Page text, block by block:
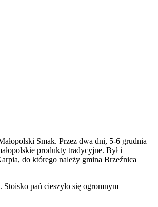
Smak. Przez dwa dni, 5-6 grudnia
produkty tradycyjne. Był i
do którego należy gmina Brzeźnica
pań cieszyło się ogromnym